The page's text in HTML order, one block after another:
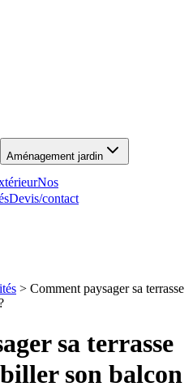
Aménagement jardin
Nos
Devis/contact
> Comment paysager sa terrasse
sa terrasse
son balcon